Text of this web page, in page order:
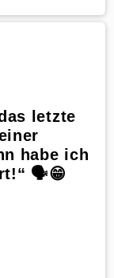
letzte
habe ich
🗣️😁